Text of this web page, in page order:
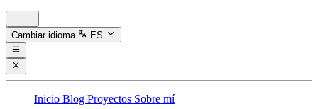
Cambiar idioma ES
Inicio Blog Proyectos Sobre mí